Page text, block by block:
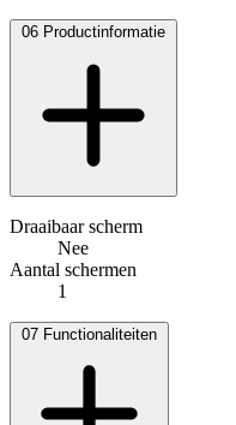
06 Productinformatie
Draaibaar scherm
Nee
Aantal schermen
1
07 Functionaliteiten